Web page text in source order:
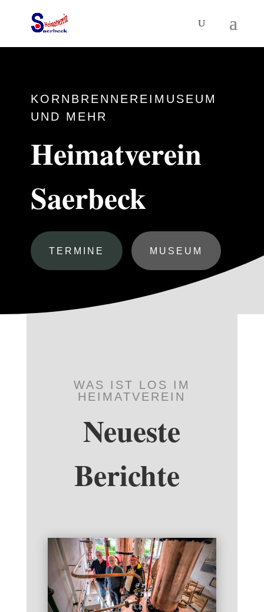
KORNBRENNEREIMUSEUM
UND MEHR
Heimatverein
Saerbeck
TERMINE MUSEUM
WAS IST LOS IM
HEIMATVEREIN
Neueste
Berichte